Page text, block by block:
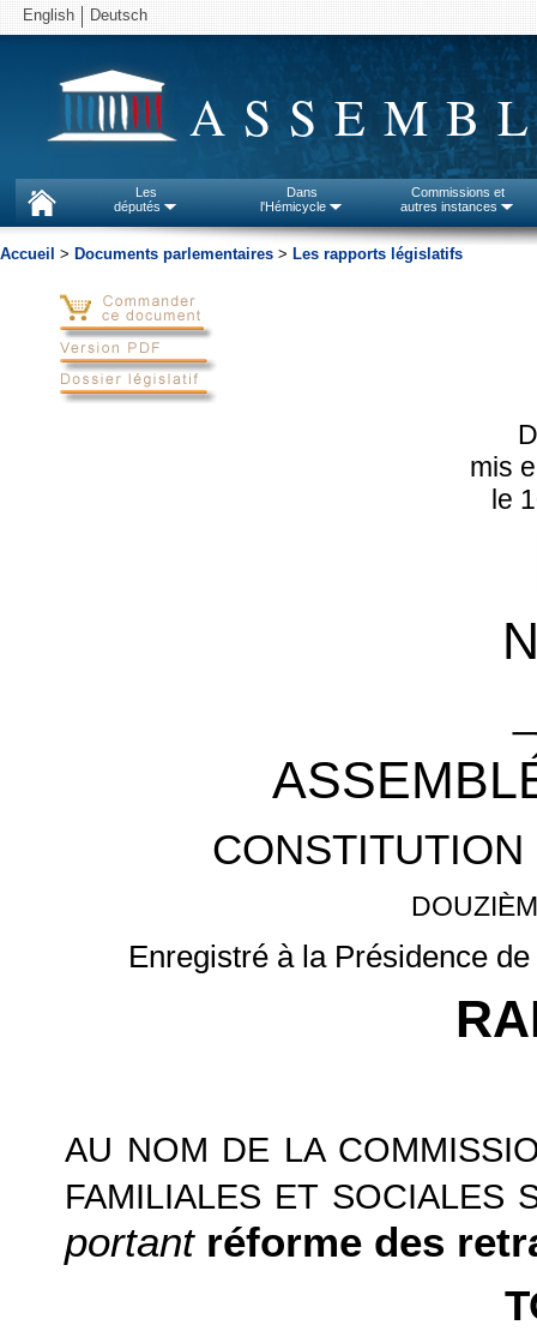
English Deutsch
Les
députés
Dans
l'Hémicycle
Commissions et
autres instances
Accueil > Documents parlementaires > Les rapports législatifs
mis
le
Enregistré à la Présidence
AU NOM DE LA
FAMILIALES ET SOCIALES
portant réforme des